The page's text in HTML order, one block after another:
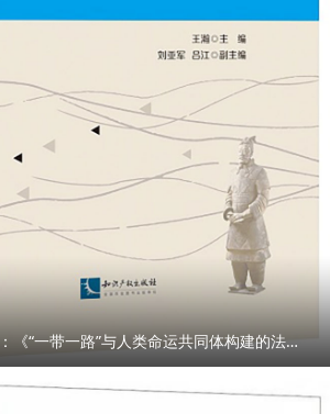
研究成果｜王瀚主编：《“一带一路”与人类命运共同体构建的法律与实践》